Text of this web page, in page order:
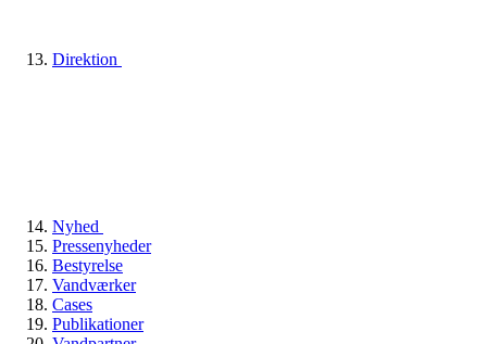
Direktion
Nyhed
Pressenyheder
Bestyrelse
Vandværker
Cases
Publikationer